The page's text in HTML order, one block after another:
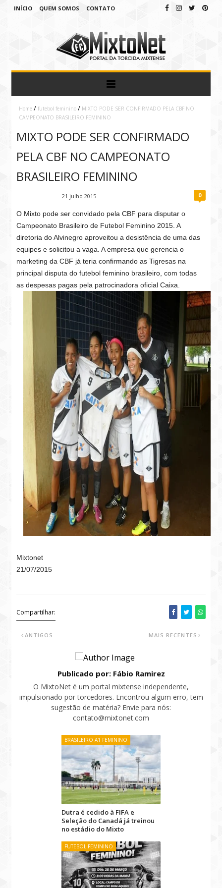
INÍCIO QUEM SOMOS CONTATO
Home / futebol feminino / MIXTO PODE SER CONFIRMADO PELA CBF NO
CAMPEONATO BRASILEIRO FEMININO
MIXTO PODE SER CONFIRMADO
PELA CBF NO CAMPEONATO
BRASILEIRO FEMININO
21 julho 2015 0
O Mixto pode ser convidado pela CBF para disputar o
Campeonato Brasileiro de Futebol Feminino 2015. A
diretoria do Alvinegro aproveitou a desistência de uma das
equipes e solicitou a vaga. A empresa que gerencia o
marketing da CBF já teria confirmando as Tigresas na
principal disputa do futebol feminino brasileiro, com todas
as despesas pagas pela patrocinadora oficial Caixa.
Mixtonet
21/07/2015
Compartilhar:
MAIS RECENTES
ANTIGOS
Publicado por: Fábio Ramirez
O MixtoNet é um portal mixtense independente,
impulsionado por torcedores. Encontrou algum erro, tem
sugestão de matéria? Envie para nós:
contato@mixtonet.com
BRASILEIRO A1 FEMININO
Dutra é cedido à FIFA e
Seleção do Canadá já treinou
no estádio do Mixto
FUTEBOL FEMININO